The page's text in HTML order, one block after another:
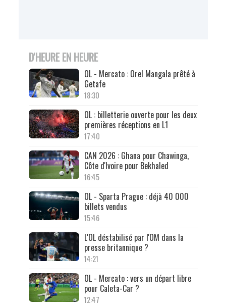
D'HEURE EN HEURE
OL - Mercato : Orel Mangala prêté à
Getafe
18:30
OL : billetterie ouverte pour les deux
premières réceptions en L1
17:40
CAN 2026 : Ghana pour Chawinga,
Côte d'Ivoire pour Bekhaled
16:45
OL - Sparta Prague : déjà 40 000
billets vendus
15:46
L'OL déstabilisé par l'OM dans la
presse britannique ?
14:21
OL - Mercato : vers un départ libre
pour Caleta-Car ?
12:47